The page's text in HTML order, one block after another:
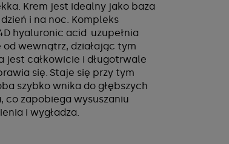
Krem jest idealny jako baza
i na noc. Kompleks
hyaluronic acid uzupełnia
wewnątrz, działając tym
jest całkowicie i długotrwale
się. Staje się przy tym
szybko wnika do głębszych
co zapobiega wysuszaniu
i wygładza.